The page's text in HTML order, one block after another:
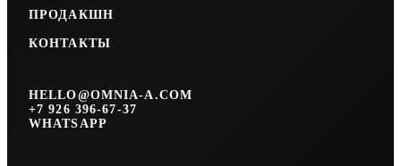
ПРОДАКШН
КОНТАКТЫ
HELLO@OMNIA-A.COM
+7 926 396-67-37
WHATSAPP